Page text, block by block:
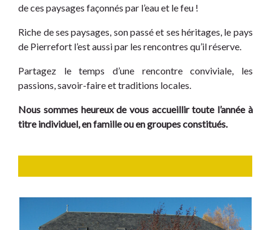
de ces paysages façonnés par l’eau et le feu !
Riche de ses paysages, son passé et ses héritages, le pays
de Pierrefort l’est aussi par les rencontres qu’il réserve.
Partagez le temps d’une rencontre conviviale, les
passions, savoir-faire et traditions locales.
Nous sommes heureux de vous accueillir toute l’année à
titre individuel, en famille ou en groupes constitués.